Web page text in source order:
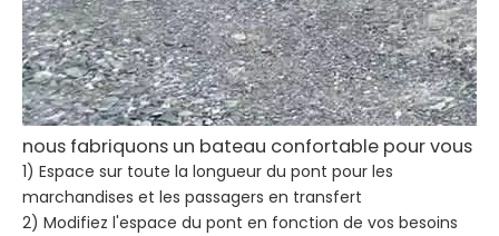
nous fabriquons un bateau confortable pour vous
1) Espace sur toute la longueur du pont pour les
marchandises et les passagers en transfert
2) Modifiez l'espace du pont en fonction de vos besoins